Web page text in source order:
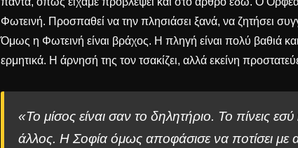
Φωτεινή. Προσπαθεί να την πλησιάσει ξανά, να ζητήσει
Όμως η Φωτεινή είναι βράχος. Η πληγή είναι πολύ βαθιά και
ερμητικά. Η άρνησή της τον τσακίζει, αλλά εκείνη
«Το μίσος είναι σαν το δηλητήριο. Το πίνεις εσύ
άλλος. Η Σοφία όμως αποφάσισε να ποτίσει με